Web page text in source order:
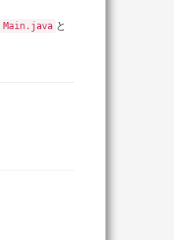
Main.java と